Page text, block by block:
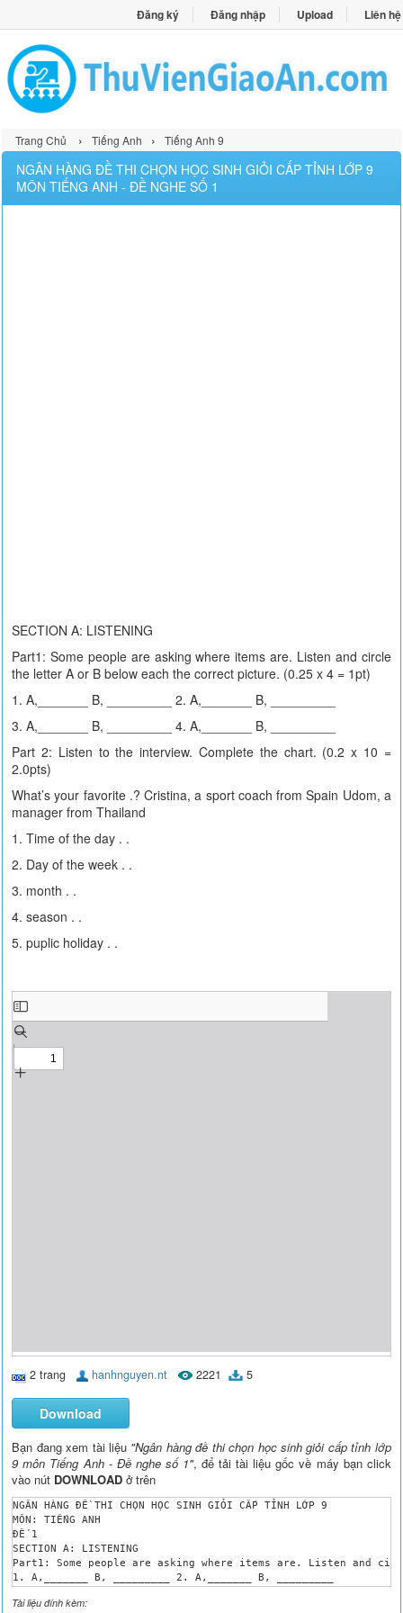
Đăng ký Đăng nhập Upload Liên hệ
Trang Chủ › Tiếng Anh › Tiếng Anh 9
NGÂN HÀNG ĐỀ THI CHỌN HỌC SINH GIỎI CẤP TỈNH LỚP 9
MÔN TIẾNG ANH - ĐỀ NGHE SỐ 1
SECTION A: LISTENING
Part1: Some people are asking where items are. Listen and circle
the letter A or B below each the correct picture. (0.25 x 4 = 1pt)
1. A,_______ B, _________ 2. A,_______ B, _________
3. A,_______ B, _________ 4. A,_______ B, _________
Part 2: Listen to the interview. Complete the chart. (0.2 x 10 =
2.0pts)
What’s your favorite .? Cristina, a sport coach from Spain Udom, a
manager from Thailand
1. Time of the day . .
2. Day of the week . .
3. month . .
4. season . .
5. puplic holiday . .
2 trang hanhnguyen.nt 2221 5
Download
Bạn đang xem tài liệu "Ngân hàng đề thi chọn học sinh giỏi cấp tỉnh lớp
9 môn Tiếng Anh - Đề nghe số 1", để tải tài liệu gốc về máy bạn click
vào nút DOWNLOAD ở trên
NGÂN HÀNG ĐỀ THI CHỌN HỌC SINH GIỎI CẤP TỈNH LỚP 9
MÔN: TIẾNG ANH
ĐẾ 1
SECTION A: LISTENING
Part1: Some people are asking where items are. Listen
1. A,_______ B, _________ 2. A,_______ B, _________
3. A,_______ B, _________ 4. A,_______ B, _________
Part 2: Listen to the interview. Complete the chart. (0.2 x
Tài liệu đính kèm: